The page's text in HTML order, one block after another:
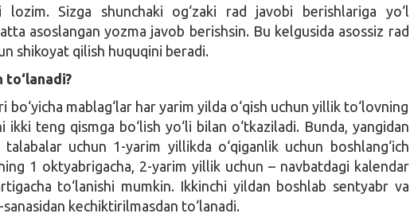
lozim. Sizga shunchaki og‘zaki rad javobi berishlariga yo‘l
asoslangan yozma javob berishsin. Bu kelgusida asossiz rad
shikoyat qilish huquqini beradi.
bo‘yicha mablag‘lar har yarim yilda o‘qish uchun yillik to‘lovning
ikki teng qismga bo‘lish yo‘li bilan o‘tkaziladi. Bunda, yangidan
uchun 1-yarim yillikda o‘qiganlik uchun boshlang‘ich
1 oktyabrigacha, 2-yarim yillik uchun – navbatdagi kalendar
to‘lanishi mumkin. Ikkinchi yildan boshlab sentyabr va
kechiktirilmasdan to‘lanadi.